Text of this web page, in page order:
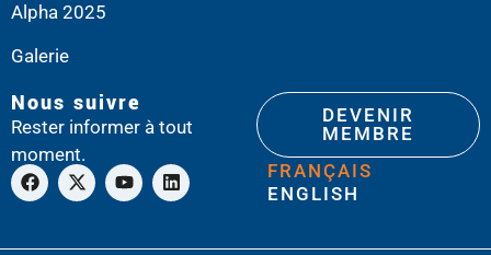
Alpha 2025
Galerie
Nous suivre
Rester informer à tout
moment.
DEVENIR
MEMBRE
FRANÇAIS
ENGLISH